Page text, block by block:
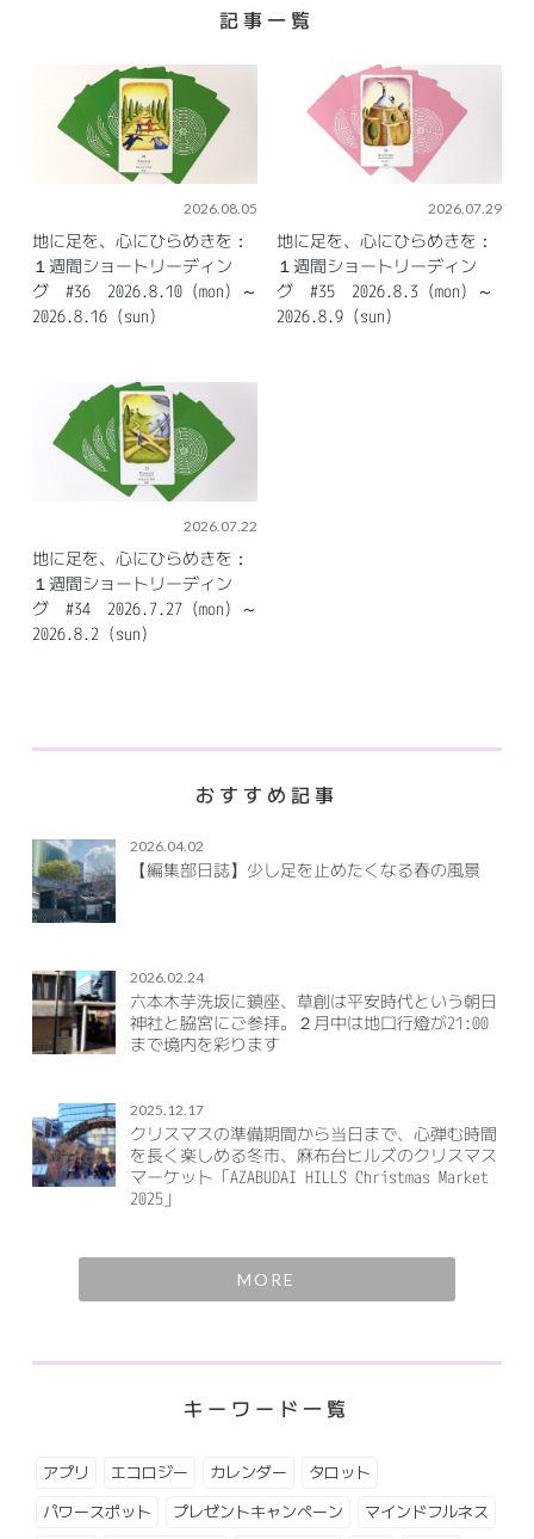
記事一覧
2026.08.05
地に足を、心にひらめきを：
１週間ショートリーディン
グ #36 2026.8.10（mon）～
2026.8.16（sun）
2026.07.29
地に足を、心にひらめきを：
１週間ショートリーディン
グ #35 2026.8.3（mon）～
2026.8.9（sun）
2026.07.22
地に足を、心にひらめきを：
１週間ショートリーディン
グ #34 2026.7.27（mon）～
2026.8.2（sun）
おすすめ記事
2026.04.02
【編集部日誌】少し足を止めたくなる春の風景
2026.02.24
六本木芋洗坂に鎮座、草創は平安時代という朝日
神社と脇宮にご参拝。２月中は地口行燈が21:00
まで境内を彩ります
2025.12.17
クリスマスの準備期間から当日まで、心弾む時間
を長く楽しめる冬市、麻布台ヒルズのクリスマス
マーケット「AZABUDAI HILLS Christmas Market
2025」
MORE
キーワード一覧
アプリ エコロジー カレンダー タロット
パワースポット プレゼントキャンペーン マインドフルネス